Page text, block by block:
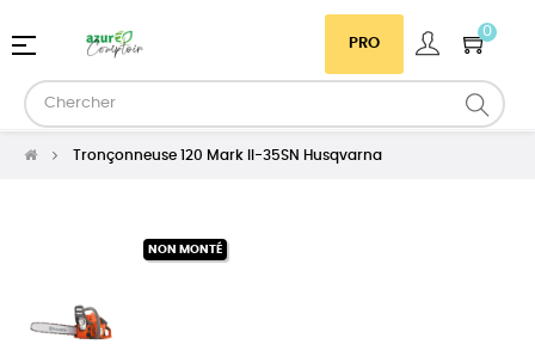
PRO
0
Basculer
navigation
☰
Tronçonneuse 120 Mark II-35SN Husqvarna
NON MONTÉ